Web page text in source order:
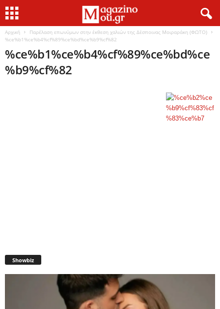
Αρχική
Παρέλαση επωνύμων στην έκθεση χαλιών της Δέσποινας Μοιραράκη (ΦΩΤΟ)
%ce%b1%ce%b4%cf%89%ce%bd%ce%b9%cf%82
%ce%b1%ce%b4%cf%89%ce%bd%ce
%b9%cf%82
Showbiz